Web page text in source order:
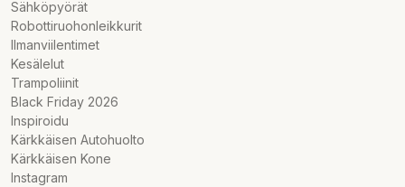
Sähköpyörät
Robottiruohonleikkurit
Ilmanviilentimet
Kesälelut
Trampoliinit
Black Friday 2026
Inspiroidu
Kärkkäisen Autohuolto
Kärkkäisen Kone
Instagram